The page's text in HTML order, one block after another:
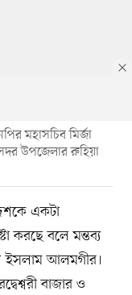
মহাসচিব মির্জা
উপজেলার রুহিয়া
একটা
করছে বলে মন্তব্য
ইসলাম আলমগীর।
বাজার ও